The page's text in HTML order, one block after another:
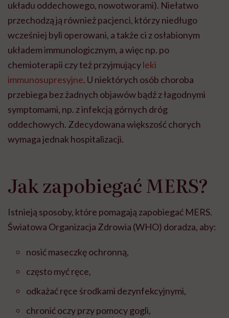
układu oddechowego, nowotworami). Niełatwo
przechodzą ją również pacjenci, którzy niedługo
wcześniej byli operowani, a także ci z osłabionym
układem immunologicznym, a więc np. po
chemioterapii czy też przyjmującyleki
immunosupresyjne. U niektórych osób choroba
przebiega bez żadnych objawów bądź z łagodnymi
symptomami, np. z infekcją górnych dróg
oddechowych. Zdecydowana większość chorych
wymaga jednak hospitalizacji.
Jak zapobiegać MERS?
Istnieją sposoby, które pomagają zapobiegać MERS.
Światowa Organizacja Zdrowia (WHO) doradza, aby:
nosić maseczkę ochronną,
często myć ręce,
odkażać ręce środkami dezynfekcyjnymi,
chronić oczy przy pomocy gogli,